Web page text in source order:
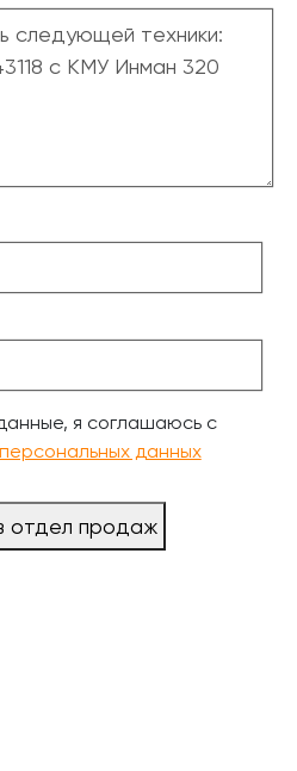
я соглашаюсь с
данных
отдел продаж